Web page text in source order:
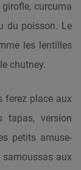
curcuma
du poisson. Le
les lentilles
chutney.
ferez place aux
tapas, version
petits amuse-
samoussas aux